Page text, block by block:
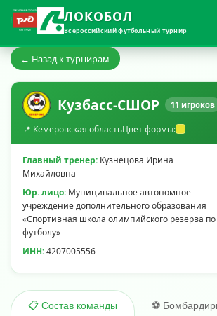
ЛОКОБОЛ
Всероссийский футбольный турнир
← Назад к турнирам
Кузбасс-СШОР 11 игроков
📍 Кемеровская областьЦвет формы:
Главный тренер: Кузнецова Ирина
Михайловна
Юр. лицо: Муниципальное автономное
учреждение дополнительного образования
«Спортивная школа олимпийского резерва по
футболу»
ИНН:4207005556
📋 Состав команды ⚽